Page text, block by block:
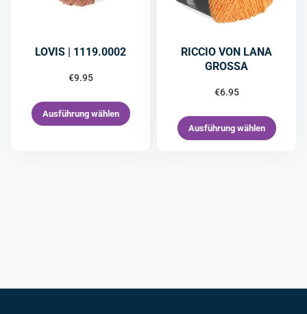
LOVIS | 1119.0002
€9.95
Ausführung wählen
RICCIO VON LANA
GROSSA
€6.95
Ausführung wählen